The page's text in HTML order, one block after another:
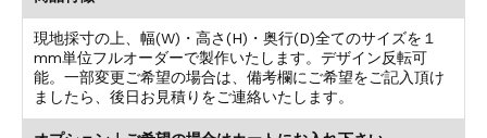
現地採寸の上、幅(W)・高さ(H)・奥行(D)全てのサイズを１
mm単位フルオーダーで製作いたします。デザイン反転可
能。一部変更ご希望の場合は、備考欄にご希望をご記入頂け
ましたら、後日お見積りをご連絡いたします。